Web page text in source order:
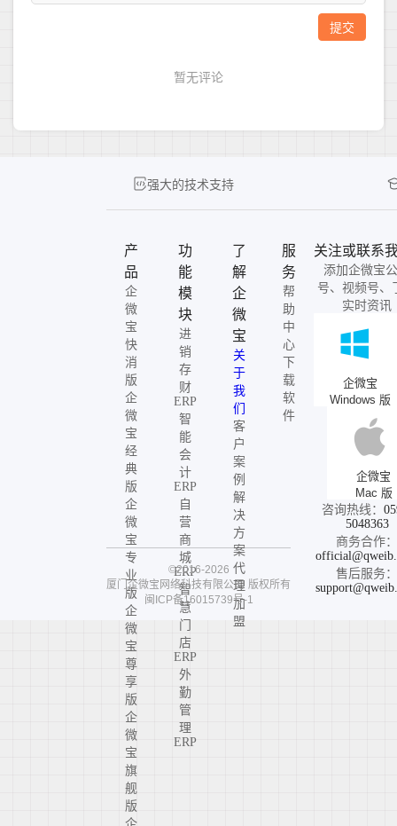
强大的技术支持
产
品
企
微
宝
快
消
版
企
微
宝
经
典
版
企
微
宝
专
业
版
企
微
宝
尊
享
版
企
微
宝
旗
舰
版
功
能
模
块
进
销
存
财
ERP
智
能
会
计
ERP
自
营
商
城
ERP
智
慧
门
店
ERP
外
勤
管
理
ERP
了
解
企
微
宝
关
于
我
们
客
户
案
例
解
决
方
案
代
理
加
盟
服
务
帮
助
中
心
下
载
软
件
关注或联系
添加企微宝
号、视频号、
实时资讯
企微宝
Windows 版
企微宝
Mac 版
咨询热线：
5048363
商务合作：
售后服务：
©2016-2026
厦门企微宝网络科技有限公司 版权所有
闽ICP备16015739号-1